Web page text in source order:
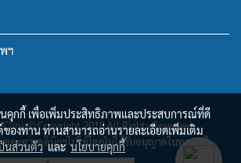
ฯ
Clinic© Copyright 2018 All Rights Reserved.
องทางคลินิกฯไปใช้โดยไม่ได้รับอนุญาตในทุกกรณี
นคุกกี้ เพื่อเพิ่มประสิทธิภาพและประสบการณ์ที่ดี
ของท่าน ท่านสามารถอ่านรายละเอียดเพิ่มเติม
นส่วนตัวและนโยบายคุกกี้